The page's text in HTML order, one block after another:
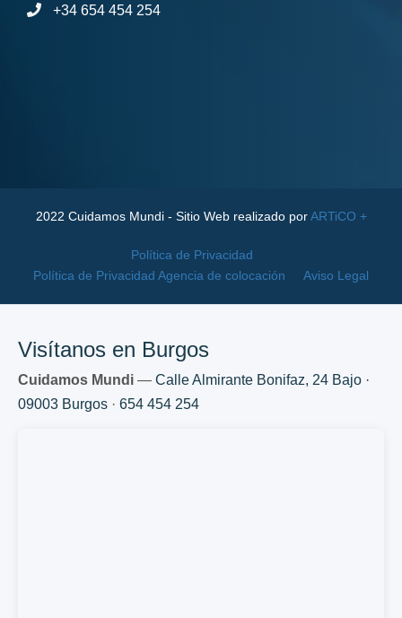
+34 654 454 254
2022 Cuidamos Mundi - Sitio Web realizado porARTiCO +
Política de Privacidad
Política de Privacidad Agencia de colocación
Aviso Legal
Visítanos en Burgos
Cuidamos Mundi — Calle Almirante Bonifaz, 24 Bajo ·
09003 Burgos · 654 454 254